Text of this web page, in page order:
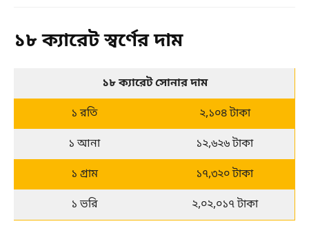
১৮ ক্যারেট স্বর্ণের দাম
১৮ ক্যারেট সোনার দাম
১ রতি
২,১০৪ টাকা
১ আনা
১২,৬২৬ টাকা
১ গ্রাম
১৭,৩২০ টাকা
১ ভরি
২,০২,০১৭ টাকা